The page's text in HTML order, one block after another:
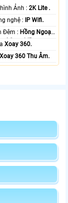
hình Ảnh :2K Lite .
⚒ Camera Công nghệ :
IP Wifi.
🔅 Tầm Xa Ban Đêm : Hồng Ngoại
Smart IR.
Xoay 360.
Xoay 360 Thu Âm.